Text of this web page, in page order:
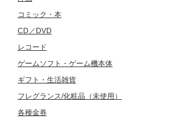
コミック・本
CD／DVD
レコード
ゲームソフト・ゲーム機本体
ギフト・生活雑貨
フレグランス/化粧品（未使用）
各種金券